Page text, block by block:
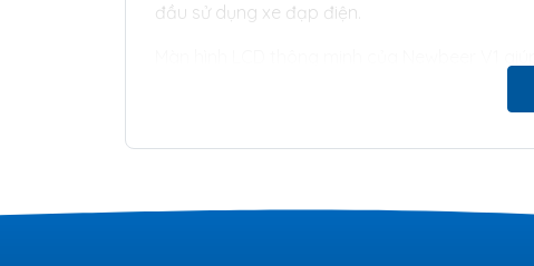
đầu sử dụng xe đạp điện.
Bạn có thể quản lý và điều chỉnh điện năng
tính năng đặc biệt giúp chiếc xe đạp điện
Một trong những ưu điểm của xe đạp điện
phanh được thiết kế tối ưu và hoạt động
Nếu bạn đang tìm kiếm một chiếc xe đạp